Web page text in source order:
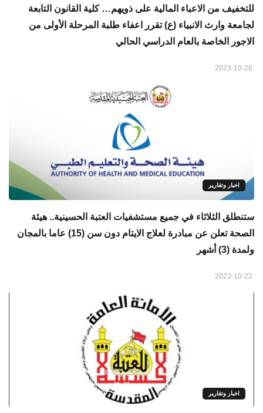
للتخفيف من الاعباء المالية على ذويهم… كلية القانون التابعة
لجامعة وارث الانبياء (ع) تقرر اعفاء طلبة المرحلة الأولى من
الاجور الخاصة بالعام الدراسي الحالي
اخبار وتقارير
ستنطلق الثلاثاء في جميع مستشفيات العتبة الحسينية.. هيئة
الصحة تعلن عن مبادرة لعلاج الايتام دون سن (15) عاما بالمجان
ولمدة (3) أشهر
اخبار وتقارير